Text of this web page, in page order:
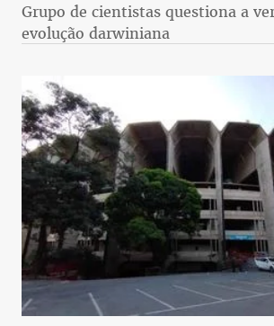
Grupo de cientistas questiona a
evolução darwiniana